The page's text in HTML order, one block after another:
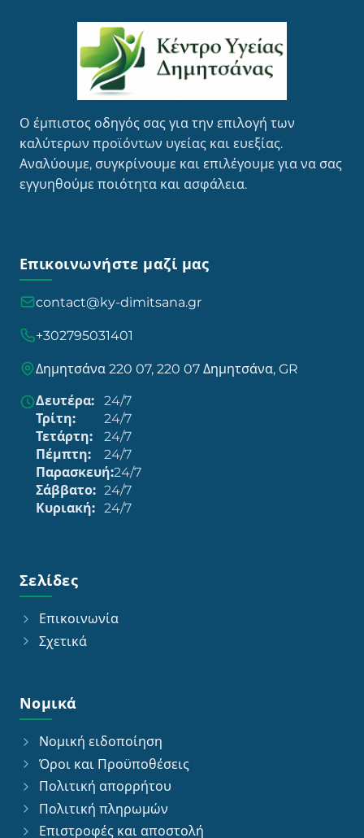
Ο έμπιστος οδηγός σας για την επιλογή των
καλύτερων προϊόντων υγείας και ευεξίας.
Αναλύουμε, συγκρίνουμε και επιλέγουμε για να σας
εγγυηθούμε ποιότητα και ασφάλεια.
Επικοινωνήστε μαζί μας
contact@ky-dimitsana.gr
+302795031401
Δημητσάνα 220 07, 220 07 Δημητσάνα, GR
Δευτέρα:
24/7
Τρίτη:
24/7
Τετάρτη:
24/7
Πέμπτη:
24/7
Παρασκευή:24/7
Σάββατο: 24/7
Κυριακή: 24/7
Σελίδες
Επικοινωνία
Σχετικά
Νομικά
Νομική ειδοποίηση
Όροι και Προϋποθέσεις
Πολιτική απορρήτου
Πολιτική πληρωμών
Επιστροφές και αποστολή